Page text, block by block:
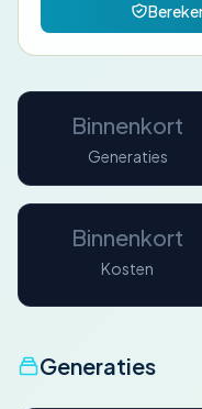
Binnenkort
Generaties
Binnenkort
Kosten
Generaties